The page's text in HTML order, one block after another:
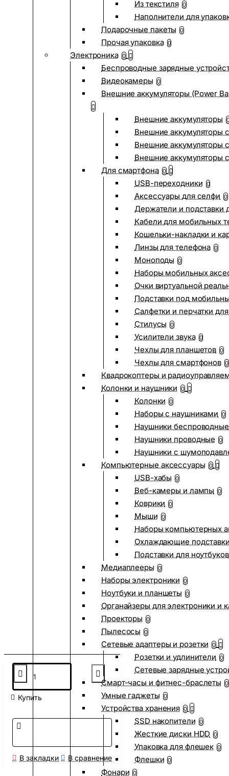
Из текстиля 0
Наполнители для
Подарочные пакеты 0
Прочая упаковка 0
Электроника 0
Беспроводные зарядные
Видеокамеры 0
Внешние аккумуляторы (Power
Внешние аккумуляторы
Внешние аккумуляторы
Внешние аккумуляторы
Внешние аккумуляторы
Для смартфона 0
USB-переходники 0
Аксессуары для селфи 0
Держатели и подставки
Кабели для мобильных
Кошельки-накладки и
Линзы для телефона 0
Моноподы 0
Наборы мобильных
Очки виртуальной
Подставки под
Салфетки и перчатки
Стилусы 0
Усилители звука 0
Чехлы для планшетов 0
Чехлы для смартфонов 0
Квадрокоптеры и
Колонки и наушники 0
Колонки 0
Наборы с наушниками 0
Наушники беспроводные
Наушники проводные 0
Наушники с
Компьютерные аксессуары 0
USB-хабы 0
Веб-камеры и лампы 0
Коврики 0
Мыши 0
Наборы компьютерных
Охлаждающие
Подставки для ноутбуков
Медиаплееры 0
Наборы электроники 0
Ноутбуки и планшеты 0
Органайзеры для электроники и
Проекторы 0
Пылесосы 0
Сетевые адаптеры и розетки 0
Розетки и удлинители 0
Сетевые зарядные
Смарт-часы и фитнес-браслеты 0
Умные гаджеты 0
Устройства хранения 0
SSD накопители 0
Жесткие диски HDD 0
Упаковка для флешек 0
Флешки 0
Фонари 0
Купить
В закладки В сравнение